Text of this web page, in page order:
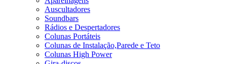
Auscultadores
Soundbars
Rádios e Despertadores
Colunas Portáteis
Colunas de Instalação,Parede e Teto
Colunas High Power